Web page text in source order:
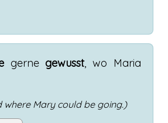
gerne gewusst,wo Maria
where Mary could be going.)